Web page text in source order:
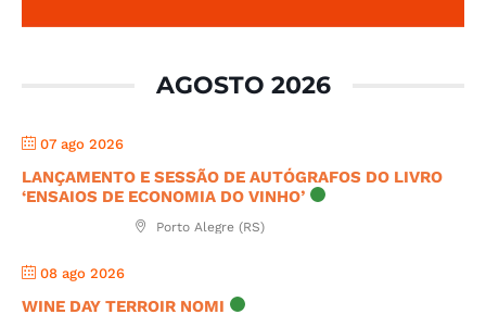
AGOSTO 2026
07 ago 2026
LANÇAMENTO E SESSÃO DE AUTÓGRAFOS DO LIVRO
‘ENSAIOS DE ECONOMIA DO VINHO’
Porto Alegre (RS)
08 ago 2026
WINE DAY TERROIR NOMI